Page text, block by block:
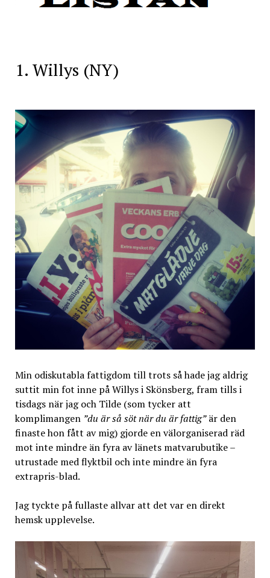
1. Willys (NY)
Min odiskutabla fattigdom till trots så hade jag aldrig
suttit min fot inne på Willys i Skönsberg, fram tills i
tisdags när jag och Tilde (som tycker att
komplimangen ”du är så söt när du är fattig”är den
finaste hon fått av mig) gjorde en välorganiserad räd
mot inte mindre än fyra av länets matvarubutike –
utrustade med flyktbil och inte mindre än fyra
extrapris-blad.
Jag tyckte på fullaste allvar att det var en direkt
hemsk upplevelse.